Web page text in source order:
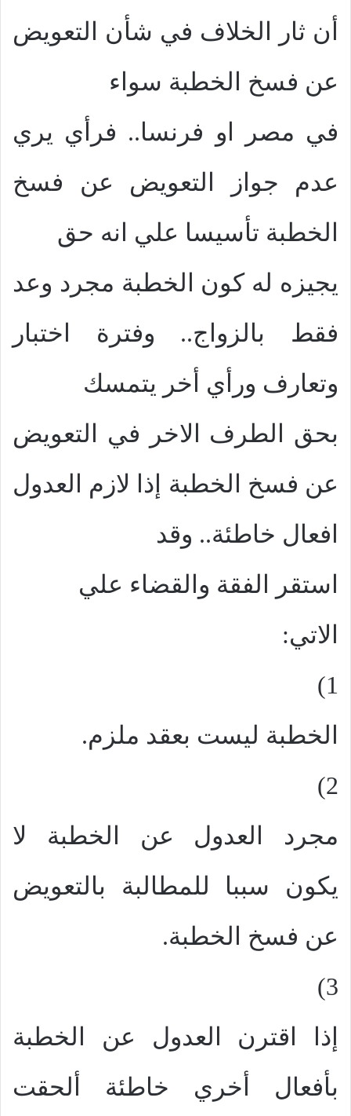
أن ثار الخلاف في شأن التعويض
عن فسخ الخطبة سواء
في مصر او فرنسا.. فرأي يري
عدم جواز التعويض عن فسخ
الخطبة تأسيسا علي انه حق
يجيزه له كون الخطبة مجرد وعد
فقط بالزواج.. وفترة اختبار
وتعارف ورأي أخر يتمسك
بحق الطرف الاخر في التعويض
عن فسخ الخطبة إذا لازم العدول
افعال خاطئة.. وقد
استقر الفقة والقضاء علي
الاتي:
1)
الخطبة ليست بعقد ملزم.
2)
مجرد العدول عن الخطبة لا
يكون سببا للمطالبة بالتعويض
عن فسخ الخطبة.
3)
إذا اقترن العدول عن الخطبة
بأفعال أخري خاطئة ألحقت